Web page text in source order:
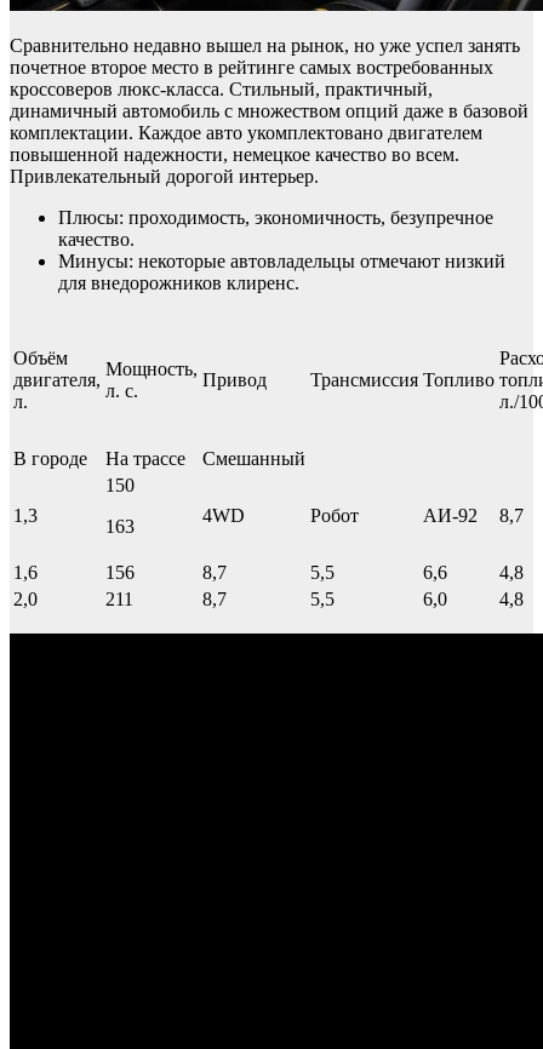
Сравнительно недавно вышел на рынок, но уже успел занять
почетное второе место в рейтинге самых востребованных
кроссоверов люкс-класса. Стильный, практичный,
динамичный автомобиль с множеством опций даже в базовой
комплектации. Каждое авто укомплектовано двигателем
повышенной надежности, немецкое качество во всем.
Привлекательный дорогой интерьер.
Плюсы: проходимость, экономичность, безупречное
качество.
Минусы: некоторые автовладельцы отмечают низкий
для внедорожников клиренс.
Объём
двигателя,
л.
Мощность,
л. с.
Привод Трансмиссия Топливо
л./
В городе На трассе Смешанный
1,3
150
163
4WD Робот АИ-92 8,7
1,6 156 8,7 5,5 6,6
4,8
2,0
211 8,7 5,5 6,0 4,8